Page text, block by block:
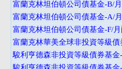
富蘭克林坦伯頓公司債基金-B/
富蘭克林坦伯頓公司債基金-A/
富蘭克林坦伯頓公司債基金-F/
富蘭克林華美全球非投資等級
駿利亨德森非投資等級債券基